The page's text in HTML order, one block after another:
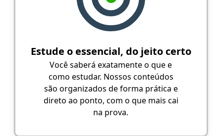
Estude o essencial, do jeito certo
Você saberá exatamente o que e
como estudar. Nossos conteúdos
são organizados de forma prática e
direto ao ponto, com o que mais cai
na prova.